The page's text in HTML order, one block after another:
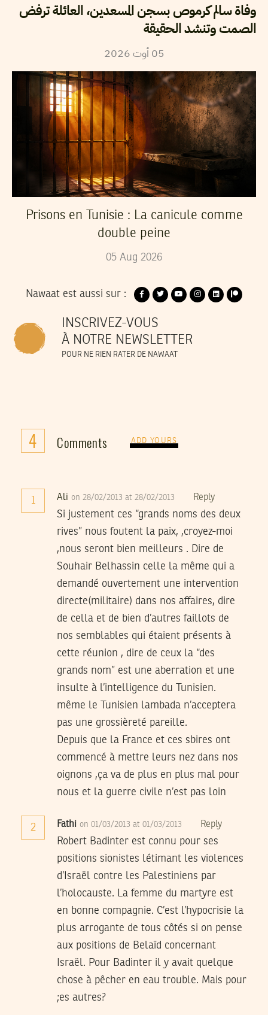
وفاة سالم كرموص بسجن المسعدين، العائلة ترفض
الصمت وتنشد الحقيقة
05 أوت2026
Prisons en Tunisie : La canicule comme
double peine
05 Aug 2026
Nawaat est aussi sur :
INSCRIVEZ-VOUS
À NOTRE NEWSLETTER
POUR NE RIEN RATER DE NAWAAT
4 Comments ADD YOURS
1 Ali on 28/02/2013 at 28/02/2013 Reply
Si justement ces “grands noms des deux
rives” nous foutent la paix, ,croyez-moi
,nous seront bien meilleurs . Dire de
Souhair Belhassin celle la même qui a
demandé ouvertement une intervention
directe(militaire) dans nos affaires, dire
de cella et de bien d’autres faillots de
nos semblables qui étaient présents à
cette réunion , dire de ceux la “des
grands nom” est une aberration et une
insulte à l’intelligence du Tunisien.
même le Tunisien lambada n’acceptera
pas une grossièreté pareille.
Depuis que la France et ces sbires ont
commencé à mettre leurs nez dans nos
oignons ,ça va de plus en plus mal pour
nous et la guerre civile n’est pas loin
2 Fathi on 01/03/2013 at 01/03/2013 Reply
Robert Badinter est connu pour ses
positions sionistes létimant les violences
d’Israël contre les Palestiniens par
l’holocauste. La femme du martyre est
en bonne compagnie. C’est l’hypocrisie la
plus arrogante de tous côtés si on pense
aux positions de Belaïd concernant
Israël. Pour Badinter il y avait quelque
chose à pêcher en eau trouble. Mais pour
;es autres?